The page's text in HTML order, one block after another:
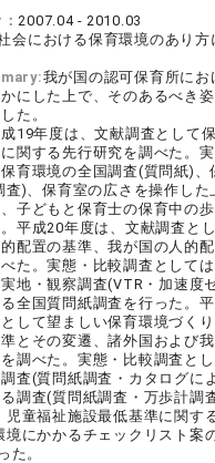
2007.04 - 2010.03
会における保育環境のあり方
我が国の認可保育所にお
にした上で、そのあるべき
た。
19年度は、文献調査として
関する先行研究を調べた。
育環境の全国調査(質問紙)、
査)、保育室の広さを操作した
子どもと保育士の保育中の
平成20年度は、文献調査と
配置の基準、我が国の人的
た。実態・比較調査として
地・観察調査(VTR・加速度
全国質問紙調査を行った。
して望ましい保育環境づく
とその変遷、諸外国および
調べた。実態・比較調査と
査(質問紙調査・カタログに
調査(質問紙調査・万歩計調
児童福祉施設最低基準に関す
境にかかるチェックリスト案
た。